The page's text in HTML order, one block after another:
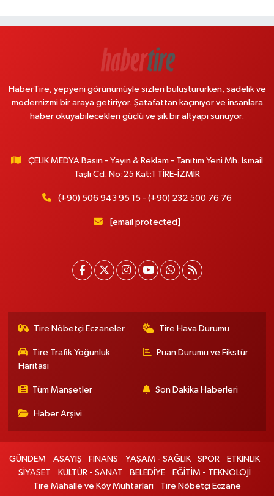
HaberTire, yepyeni görünümüyle sizleri buluştururken, sadelik ve
modernizmi bir araya getiriyor. Şatafattan kaçınıyor ve insanlara
haber okuyabilecekleri güçlü ve şık bir altyapı sunuyor.
ÇELİK MEDYA Basın - Yayın & Reklam - Tanıtım Yeni Mh. İsmail
Taşlı Cd. No:25 Kat:1 TİRE-İZMİR
(+90) 506 943 95 15 - (+90) 232 500 76 76
[email protected]
Tire Nöbetçi Eczaneler Tire Hava Durumu
Tire Trafik Yoğunluk
Haritası
Puan Durumu ve Fikstür
Tüm Manşetler Son Dakika Haberleri
Haber Arşivi
GÜNDEM ASAYİŞ FİNANS YAŞAM - SAĞLIK SPOR
ETKİNLİK
SİYASET
KÜLTÜR - SANAT BELEDİYE
EĞİTİM - TEKNOLOJİ
Tire Mahalle ve Köy Muhtarları
Tire Nöbetçi Eczane